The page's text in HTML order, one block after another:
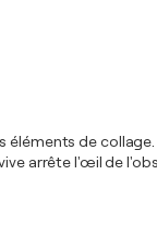
de
arrête l'œil de